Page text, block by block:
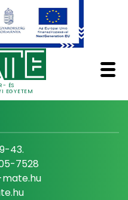
ÉS
EGYETEM
43.
7528